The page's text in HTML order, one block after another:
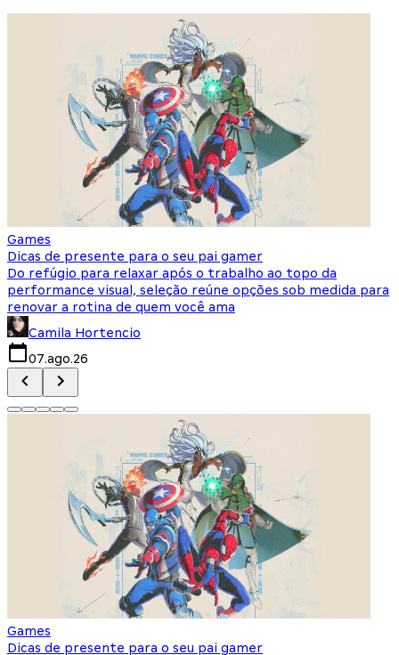
Games
Dicas de presente para o seu pai gamer
Do refúgio para relaxar após o trabalho ao topo da
performance visual, seleção reúne opções sob medida para
renovar a rotina de quem você ama
Camila Hortencio
07.ago.26
Games
Dicas de presente para o seu pai gamer